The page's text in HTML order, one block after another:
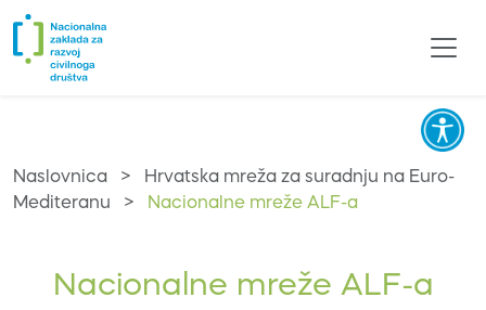
Naslovnica >
Hrvatska mreža za suradnju na Euro-
Mediteranu
> Nacionalne mreže ALF-a
Nacionalne mreže ALF-a